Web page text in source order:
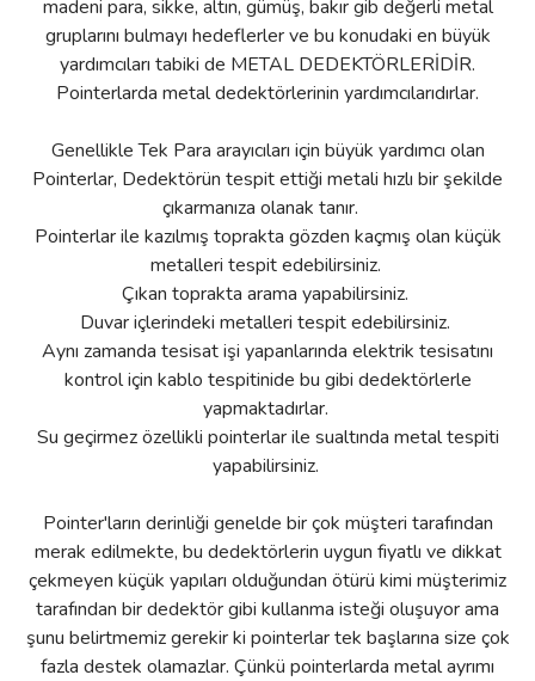
madeni para, sikke, altın, gümüş, bakır gib değerli metal
gruplarını bulmayı hedeflerler ve bu konudaki en büyük
yardımcıları tabiki de METAL DEDEKTÖRLERİDİR.
Pointerlarda metal dedektörlerinin yardımcılarıdırlar.
Genellikle Tek Para arayıcıları için büyük yardımcı olan
Pointerlar, Dedektörün tespit ettiği metali hızlı bir şekilde
çıkarmanıza olanak tanır.
Pointerlar ile kazılmış toprakta gözden kaçmış olan küçük
metalleri tespit edebilirsiniz.
Çıkan toprakta arama yapabilirsiniz.
Duvar içlerindeki metalleri tespit edebilirsiniz.
Aynı zamanda tesisat işi yapanlarında elektrik tesisatını
kontrol için kablo tespitinide bu gibi dedektörlerle
yapmaktadırlar.
Su geçirmez özellikli pointerlar ile sualtında metal tespiti
yapabilirsiniz.
Pointer'ların derinliği genelde bir çok müşteri tarafından
merak edilmekte, bu dedektörlerin uygun fiyatlı ve dikkat
çekmeyen küçük yapıları olduğundan ötürü kimi müşterimiz
tarafından bir dedektör gibi kullanma isteği oluşuyor ama
şunu belirtmemiz gerekir ki pointerlar tek başlarına size çok
fazla destek olamazlar. Çünkü pointerlarda metal ayrımı